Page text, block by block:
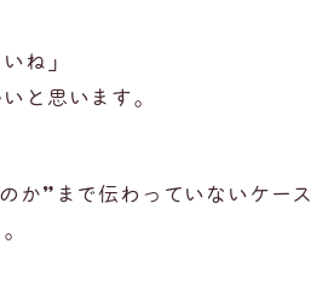
ね」
と思います。
か” まで伝わっていないケース